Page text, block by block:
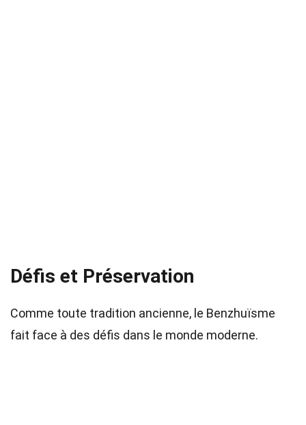
Défis et Préservation
Comme toute tradition ancienne, le Benzhuïsme
fait face à des défis dans le monde moderne.